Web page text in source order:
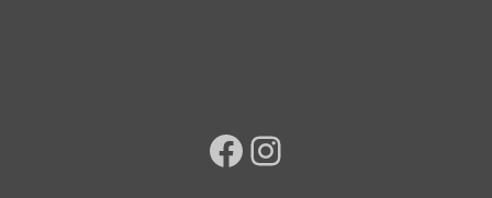
Facebook Instagram